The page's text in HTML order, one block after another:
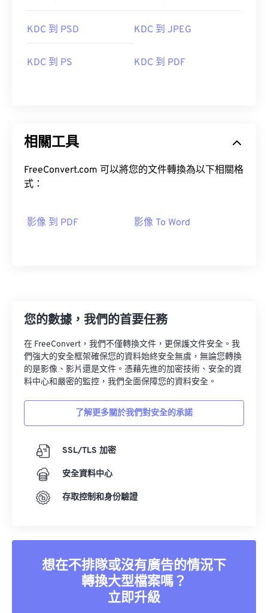
KDC 到 PSD KDC 到 JPEG
KDC 到 PS KDC 到 PDF
相關工具
FreeConvert.com 可以將您的文件轉換為以下相關格
式：
影像 到 PDF 影像 To Word
您的數據，我們的首要任務
在 FreeConvert，我們不僅轉換文件，更保護文件安全。我
們強大的安全框架確保您的資料始終安全無虞，無論您轉換
的是影像、影片還是文件。憑藉先進的加密技術、安全的資
料中心和嚴密的監控，我們全面保障您的資料安全。
了解更多關於我們對安全的承諾
SSL/TLS 加密
安全資料中心
存取控制和身份驗證
想在不排隊或沒有廣告的情況下
轉換大型檔案嗎？
立即升級